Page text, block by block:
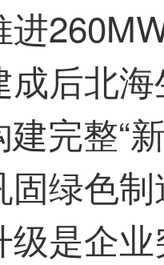
成后北
建完整“
固绿色
级是企